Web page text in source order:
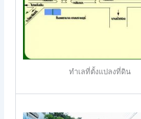
ทำเลที่ตั้งแปลงที่ดิน